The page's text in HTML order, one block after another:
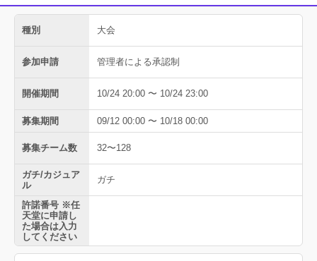
種別 大会
参加申請 管理者による承認制
開催期間 10/24 20:00 〜 10/24 23:00
募集期間 09/12 00:00 〜 10/18 00:00
募集チーム数 32〜128
ガチ/カジュア
ル
ガチ
許諾番号 ※任
天堂に申請し
た場合は入力
してください